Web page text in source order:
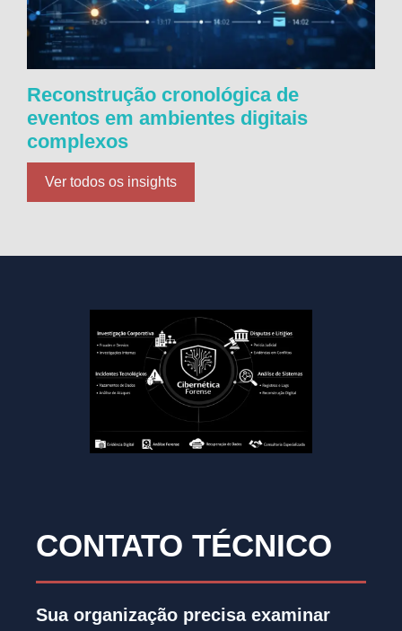
Reconstrução cronológica de
eventos em ambientes digitais
complexos
Ver todos os insights
CONTATO TÉCNICO
Sua organização precisa examinar